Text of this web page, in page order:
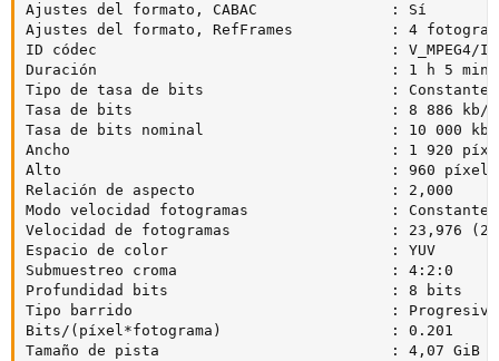
Ajustes del formato, CABAC               : Sí
Ajustes del formato, RefFrames           : 4
ID códec                                 : V_MPEG4/
Duración                                 : 1 h 5 min
Tipo de tasa de bits                     : Constante
Tasa de bits                             : 8 886 kb/s
Tasa de bits nominal                     : 10 000 kb/
Ancho                                    : 1 920
Alto                                     : 960
Relación de aspecto                      : 2,000
Modo velocidad fotogramas                : Constante
Velocidad de fotogramas                  : 23,976
Espacio de color                         : YUV
Submuestreo croma                        : 4:2:0
Profundidad bits                         : 8 bits
Tipo barrido                             : Progresivo
Bits/(píxel*fotograma)                   : 0.201
Tamaño de pista                          : 4,07 GiB